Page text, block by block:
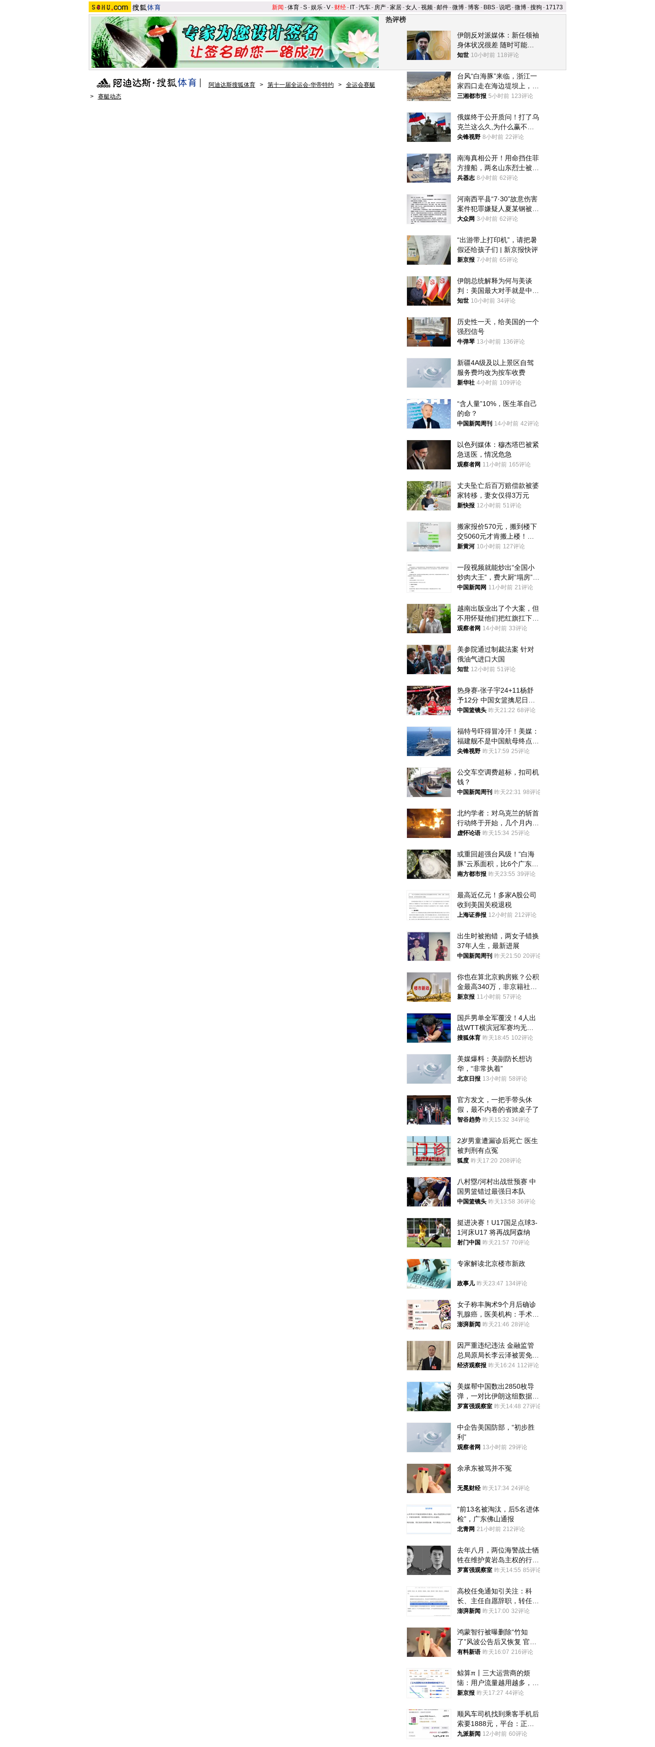
新闻 -体育-S-娱乐-V- 财经- IT-汽车- 房产-家居-女人 -视频-邮件-微博-博客- BBS-说吧-微博-搜狗 - 17173
热评榜
伊朗反对派媒体：新任领袖
身体状况很差 随时可能离
世
知世 10小时前 118评论
台风“白海豚”来临，浙江一
家四口走在海边堤坝上，其
中9岁男孩被巨浪卷入海
三湘都市报 5小时前 123评论
俄媒终于公开质问！打了乌
克兰这么久,为什么赢不了?
答案令人沉默
尖锋视野 8小时前 22评论
南海真相公开！用命挡住菲
方撞船，两名山东烈士被授
武警最高荣誉
兵器志 8小时前 62评论
河南西平县“7·30”故意伤害
案件犯罪嫌疑人夏某钢被抓
获
大众网 3小时前 62评论
“出游带上打印机”，请把暑
假还给孩子们 | 新京报快评
新京报 7小时前 65评论
伊朗总统解释为何与美谈
判：美国最大对手就是中
国，但他们也在对话
知世 10小时前 34评论
历史性一天，给美国的一个
强烈信号
牛弹琴 13小时前 136评论
新疆4A级及以上景区自驾
服务费均改为按车收费
新华社 4小时前 109评论
“含人量”10%，医生革自己
的命？
中国新闻周刊 14小时前 42评论
以色列媒体：穆杰塔巴被紧
急送医，情况危急
观察者网 11小时前 165评论
丈夫坠亡后百万赔偿款被婆
家转移，妻女仅得3万元
新快报 12小时前 51评论
搬家报价570元，搬到楼下
交5060元才肯搬上楼！女
子傻眼了……
新黄河 10小时前 127评论
一段视频就能炒出“全国小
炒肉大王”，费大厨“塌房”了
吗？
中国新闻网 11小时前 21评论
越南出版业出了个大案，但
不用怀疑他们把红旗扛下去
的决心
观察者网 14小时前 33评论
美参院通过制裁法案 针对
俄油气进口大国
知世 12小时前 51评论
热身赛-张子宇24+11杨舒
予12分 中国女篮擒尼日利
亚
中国篮镜头 昨天21:22 68评论
福特号吓得冒冷汗！美媒：
福建舰不是中国航母终点，
而是新起点！
尖锋视野 昨天17:59 25评论
公交车空调费超标，扣司机
钱？
中国新闻周刊 昨天22:31 98评论
北约学者：对乌克兰的斩首
行动终于开始，几个月内乌
将投降
虚怀论语 昨天15:34 25评论
或重回超强台风级！“白海
豚”云系面积，比6个广东还
大！深圳官方：注意这件事
南方都市报 昨天23:55 39评论
最高近亿元！多家A股公司
收到美国关税退税
上海证券报 12小时前 212评论
出生时被抱错，两女子错换
37年人生，最新进展
中国新闻周刊 昨天21:50 20评论
你也在算北京购房账？公积
金最高340万，非京籍社保
1年
新京报 11小时前 57评论
国乒男单全军覆没！4人出
战WTT横滨冠军赛均无缘
八强
搜狐体育 昨天18:45 102评论
美媒爆料：美副防长想访
华，“非常执着”
北京日报 13小时前 58评论
官方发文，一把手带头休
假，最不内卷的省掀桌子了
智谷趋势 昨天15:32 34评论
2岁男童遭漏诊后死亡 医生
被判刑有点冤
狐度 昨天17:20 208评论
八村塁/河村出战世预赛 中
国男篮错过最强日本队
中国篮镜头 昨天13:58 36评论
挺进决赛！U17国足点球3-
1河床U17 将再战阿森纳
射门中国 昨天21:57 70评论
专家解读北京楼市新政
政事儿 昨天23:47 134评论
女子称丰胸术9个月后确诊
乳腺癌，医美机构：手术不
可能引发癌症，建议走司法
澎湃新闻 昨天21:46 28评论
因严重违纪违法 金融监管
总局原局长李云泽被罢免全
国人大代表
经济观察报 昨天16:24 112评论
美媒帮中国数出2850枚导
弹，一对比伊朗这组数据，
发现出大事了
罗富强观察室 昨天14:48 27评论
中企告美国防部，“初步胜
利”
观察者网 13小时前 29评论
余承东被骂并不冤
无冕财经 昨天17:34 24评论
“前13名被淘汰，后5名进体
检”，广东佛山通报
北青网 21小时前 212评论
去年八月，两位海警战士牺
牲在维护黄岩岛主权的行动
中
罗富强观察室 昨天14:55 85评论
高校任免通知引关注：科
长、主任自愿辞职，转任思
政辅导员
澎湃新闻 昨天17:00 32评论
鸿蒙智行被曝删除“竹知
了”风波公告后又恢复 官媒
曾力挺：劝华为要大度的，
有料新语 昨天16:07 216评论
鲸算π丨三大运营商的烦
恼：用户流量越用越多，收
入却越来越少
新京报 昨天17:27 44评论
顺风车司机找到乘客手机后
索要1888元，平台：正和
司机沟通协商
九派新闻 12小时前 60评论
阿迪达斯搜狐体育 > 第十一届全运会-华帝特约 >
全运会赛艇
>
赛艇动态